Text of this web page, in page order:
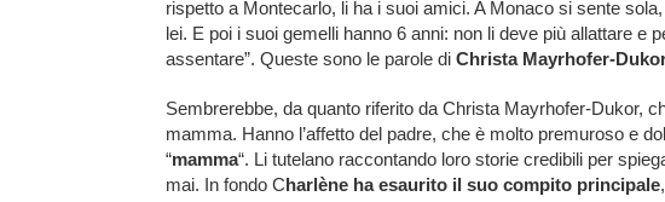
rispetto a Montecarlo, li ha i suoi amici. A Monaco si sente
lei. E poi i suoi gemelli hanno 6 anni: non li deve più allattare e
assentare”. Queste sono le parole di Christa Mayrhofer-
Sembrerebbe, da quanto riferito da Christa Mayrhofer-Dukor,
mamma. Hanno l’affetto del padre, che è molto premuroso e
“mamma“. Li tutelano raccontando loro storie credibili per
mai. In fondo Charlène ha esaurito il suo compito principale